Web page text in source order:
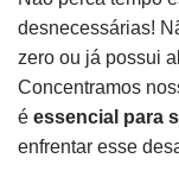
desnecessárias!
zero ou já possui
Concentramos
é essencial para
enfrentar esse